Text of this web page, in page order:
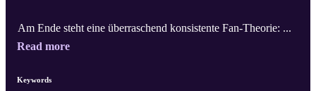
Am Ende steht eine überraschend konsistente Fan-Theorie: ...
Read more
Keywords